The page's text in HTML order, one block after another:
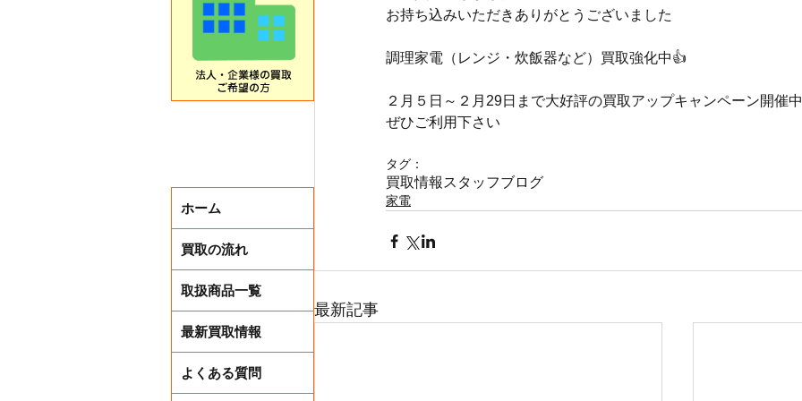
お持ち込みいただきありがとうございました
調理家電（レンジ・炊飯器など）買取強化中👍
２月５日～２月29日まで大好評の買取アップキャンペーン開催
ぜひご利用下さい
タグ：
買取情報 スタッフブログ
家電
最新記事
ホーム
買取の流れ
取扱商品一覧
最新買取情報
よくある質問